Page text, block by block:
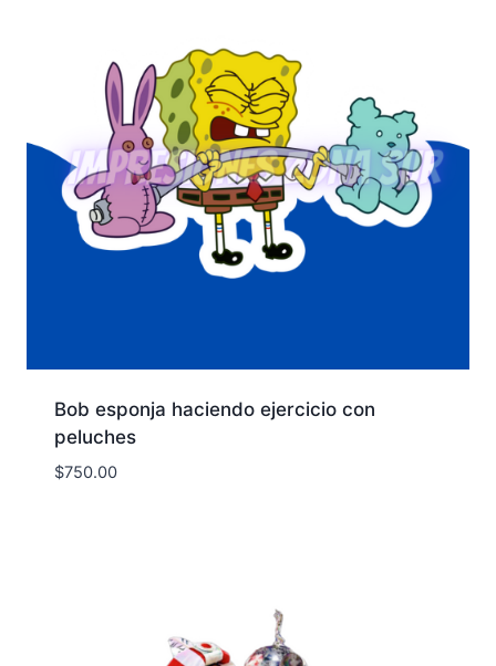
Bob esponja haciendo ejercicio con
peluches
$750.00